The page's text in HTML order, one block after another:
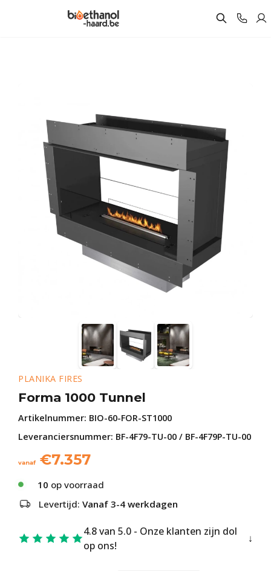
PLANIKA FIRES
Forma 1000 Tunnel
Artikelnummer: BIO-60-FOR-ST1000
Leveranciersnummer: BF-4F79-TU-00 / BF-4F79P-TU-00
vanaf €7.357
10 op voorraad
Levertijd: Vanaf 3-4 werkdagen
4.8 van 5.0 - Onze klanten zijn dol
op ons!